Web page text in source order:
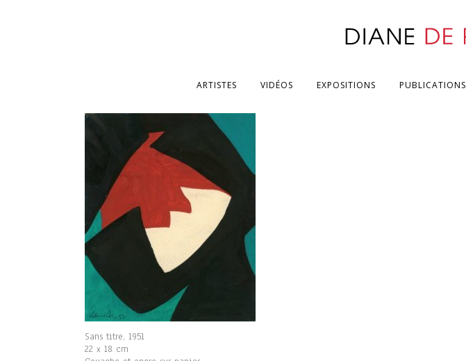
ARTISTES VIDÉOS EXPOSITIONS PUBLICATIONS
Sans titre, 1951
22 x 18 cm